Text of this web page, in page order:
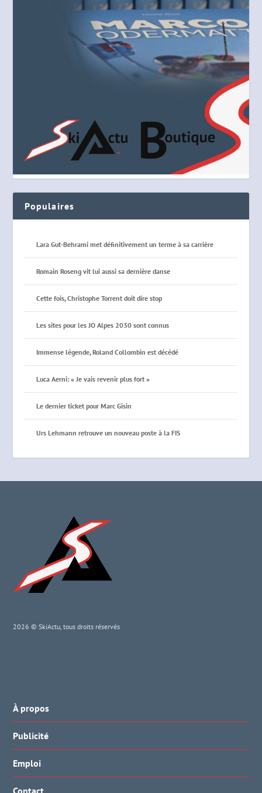
Populaires
Lara Gut-Behrami met définitivement un terme à sa carrière
Romain Roseng vit lui aussi sa dernière danse
Cette fois, Christophe Torrent doit dire stop
Les sites pour les JO Alpes 2030 sont connus
Immense légende, Roland Collombin est décédé
Luca Aerni: « Je vais revenir plus fort »
Le dernier ticket pour Marc Gisin
Urs Lehmann retrouve un nouveau poste à la FIS
2026 © SkiActu, tous droits réservés
À propos
Publicité
Emploi
Contact